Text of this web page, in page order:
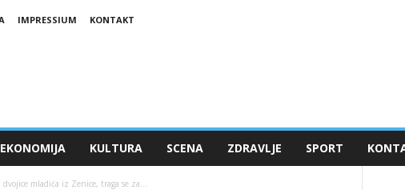
IMPRESSIUM
KONTAKT
EKONOMIJA KULTURA SCENA ZDRAVLJE SPORT
mladića iz Zenice, traga se za...